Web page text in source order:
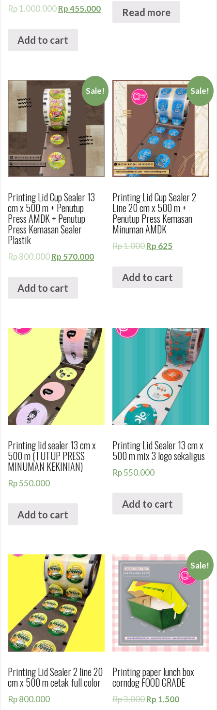
Rp1.000.000Rp455.000
Add to cart
Read more
Sale!
Printing Lid Cup Sealer 13
cm x 500 m + Penutup
Press AMDK + Penutup
Press Kemasan Sealer
Plastik
Rp800.000Rp 570.000
Add to cart
Sale!
Printing Lid Cup Sealer 2
Line 20 cm x 500 m +
Penutup Press Kemasan
Minuman AMDK
Rp1.000Rp 625
Add to cart
Printing lid sealer 13 cm x
500 m (TUTUP PRESS
MINUMAN KEKINIAN)
Rp550.000
Add to cart
Printing Lid Sealer 13 cm x
500 m mix 3 logo sekaligus
Rp550.000
Add to cart
Printing Lid Sealer 2 line 20
cm x 500 m cetak full color
Rp800.000
Sale!
Printing paper lunch box
corndog FOOD GRADE
Rp3.000Rp 1.500